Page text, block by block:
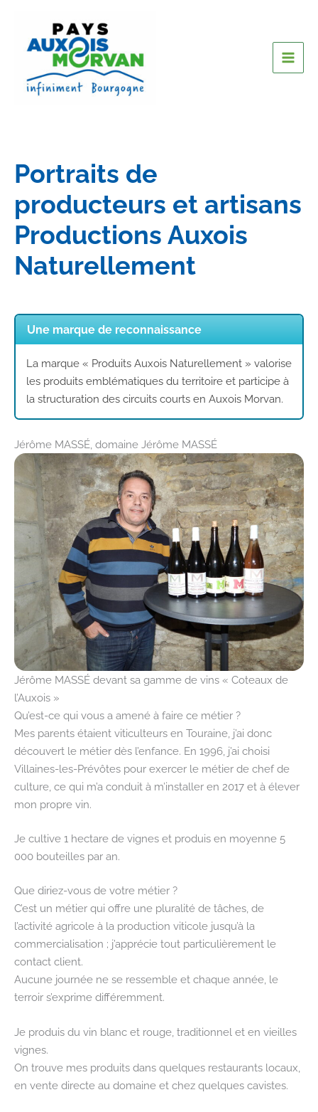
Portraits de
producteurs et artisans
Productions Auxois
Naturellement
Une marque de reconnaissance
La marque « Produits Auxois Naturellement » valorise
les produits emblématiques du territoire et participe à
la structuration des circuits courts en Auxois Morvan.
Jérôme MASSÉ, domaine Jérôme MASSÉ
Jérôme MASSÉ devant sa gamme de vins « Coteaux de
l’Auxois »
Qu’est-ce qui vous a amené à faire ce métier ?
Mes parents étaient viticulteurs en Touraine, j’ai donc
découvert le métier dès l’enfance. En 1996, j’ai choisi
Villaines-les-Prévôtes pour exercer le métier de chef de
culture, ce qui m’a conduit à m’installer en 2017 et à élever
mon propre vin.
Je cultive 1 hectare de vignes et produis en moyenne 5
000 bouteilles par an.
Que diriez-vous de votre métier ?
C’est un métier qui offre une pluralité de tâches, de
l’activité agricole à la production viticole jusqu’à la
commercialisation ; j’apprécie tout particulièrement le
contact client.
Aucune journée ne se ressemble et chaque année, le
terroir s’exprime différemment.
Je produis du vin blanc et rouge, traditionnel et en vieilles
vignes.
On trouve mes produits dans quelques restaurants locaux,
en vente directe au domaine et chez quelques cavistes.